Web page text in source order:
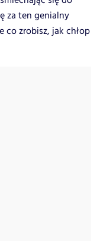
za ten genialny
co zrobisz, jak chłop